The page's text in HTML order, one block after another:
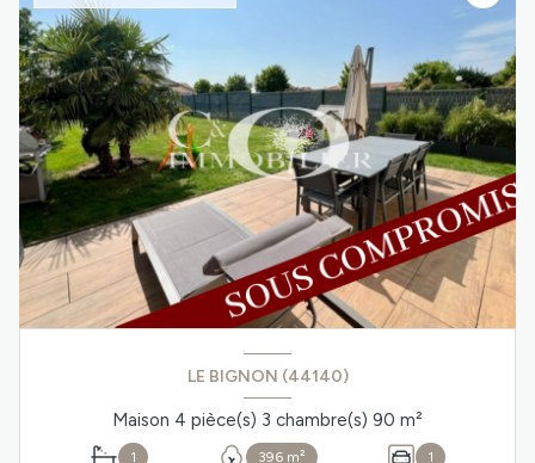
LE BIGNON (44140)
Maison 4 pièce(s) 3 chambre(s) 90 m²
1 396 m² 1